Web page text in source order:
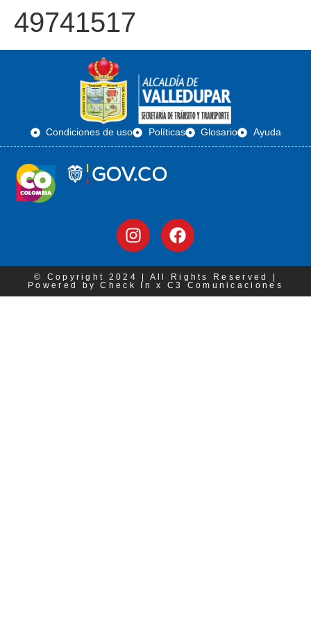
49741517
Condiciones de uso Políticas Glosario Ayuda
© Copyright 2024 | All Rights Reserved |
Powered by Check In x C3 Comunicaciones